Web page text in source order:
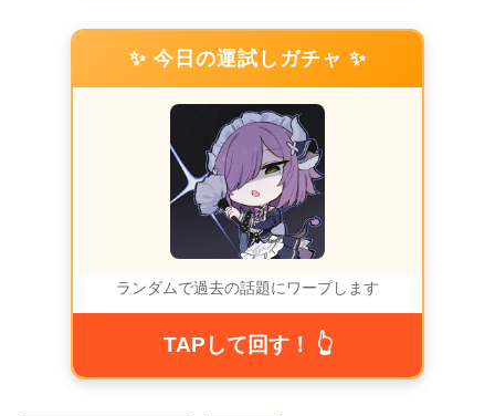
✨ 今日の運試しガチャ ✨
ランダムで過去の話題にワープします
TAPして回す！ 👆